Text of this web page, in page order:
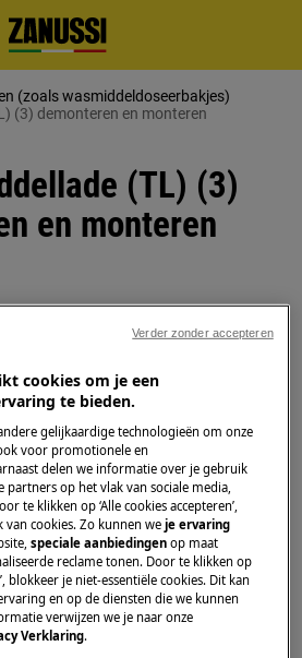
(zoals wasmiddeldoseerbakjes)
(3) demonteren en monteren
(TL) (3)
en monteren
uit en trek de stekker uit het
begint.
bij het verplaatsen van
apparaten zijn twee
het te verplaatsen.
en gesloten
dat zelfreparatie of niet-
gevolgen kan hebben voor
niet correct wordt uitgevoerd.
cookies om je een
te bieden.
gelijkaardige technologieën om onze
voor promotionele en
delen we informatie over je gebruik
partners op het vlak van sociale media,
te klikken op ‘Alle cookies accepteren’,
van cookies. Zo kunnen weje ervaring
speciale aanbiedingen op maat
reclame tonen. Door te klikken op
blokkeer je niet-essentiële cookies. Dit kan
en op de diensten die we kunnen
verwijzen we je naar onze
Verklaring.
Verder zonder accepteren